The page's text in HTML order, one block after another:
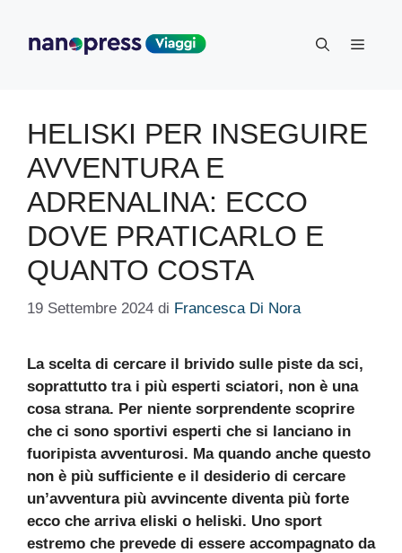
contenuto
Menu
HELISKI PER INSEGUIRE
AVVENTURA E
ADRENALINA: ECCO
DOVE PRATICARLO E
QUANTO COSTA
19 Settembre 2024 di Francesca Di Nora
La scelta di cercare il brivido sulle piste da sci,
soprattutto tra i più esperti sciatori, non è una
cosa strana. Per niente sorprendente scoprire
che ci sono sportivi esperti che si lanciano in
fuoripista avventurosi. Ma quando anche questo
non è più sufficiente e il desiderio di cercare
un’avventura più avvincente diventa più forte
ecco che arriva eliski o heliski. Uno sport
estremo che prevede di essere accompagnato da